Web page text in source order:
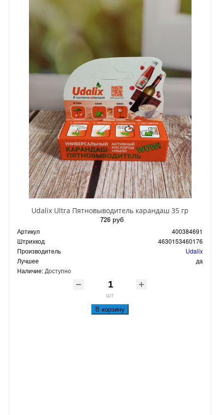
Udalix Ultra Пятновыводитель карандаш 35 гр
726 руб
Артикул
400384691
Штрихкод
4630153460176
Производитель
Udalix
Лучшее
да
Наличие: Доступно
шт
В корзину